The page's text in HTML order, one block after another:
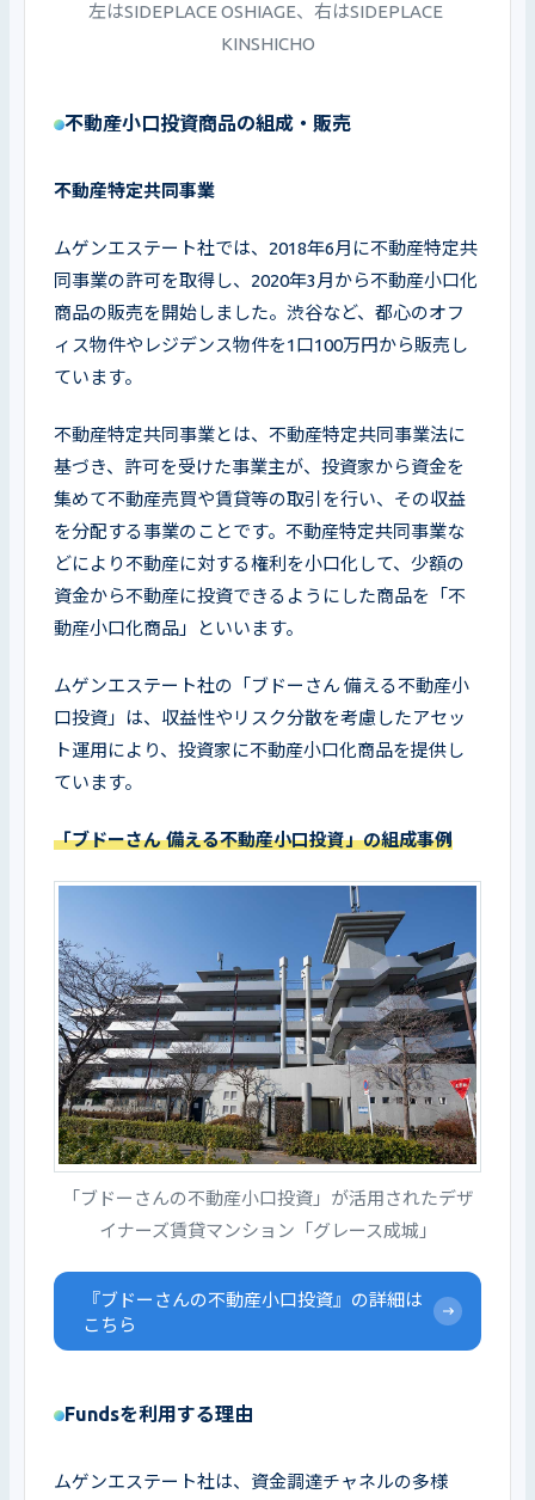
左はSIDEPLACE OSHIAGE、右はSIDEPLACE
KINSHICHO
不動産小口投資商品の組成・販売
不動産特定共同事業
ムゲンエステート社では、2018年6月に不動産特定共
同事業の許可を取得し、2020年3月から不動産小口化
商品の販売を開始しました。渋谷など、都心のオフ
ィス物件やレジデンス物件を1口100万円から販売し
ています。
不動産特定共同事業とは、不動産特定共同事業法に
基づき、許可を受けた事業主が、投資家から資金を
集めて不動産売買や賃貸等の取引を行い、その収益
を分配する事業のことです。不動産特定共同事業な
どにより不動産に対する権利を小口化して、少額の
資金から不動産に投資できるようにした商品を「不
動産小口化商品」といいます。
ムゲンエステート社の「ブドーさん 備える不動産小
口投資」は、収益性やリスク分散を考慮したアセッ
ト運用により、投資家に不動産小口化商品を提供し
ています。
「ブドーさん 備える不動産小口投資」の組成事例
「ブドーさんの不動産⼩⼝投資」が活用されたデザ
イナーズ賃貸マンション「グレース成城」
『ブドーさんの不動産⼩⼝投資』の詳細は
こちら
Fundsを利用する理由
ムゲンエステート社は、資金調達チャネルの多様